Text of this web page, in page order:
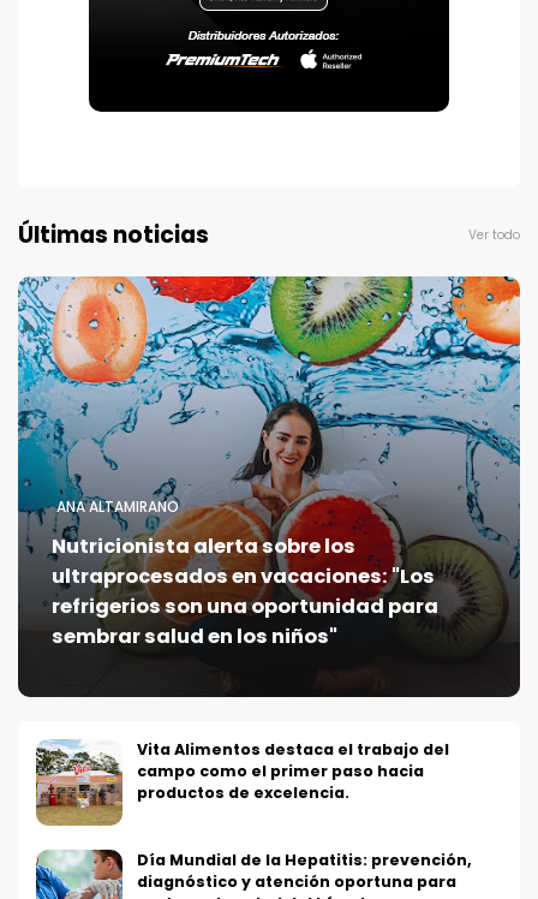
Últimas noticias Ver todo
ANA ALTAMIRANO
Nutricionista alerta sobre los
ultraprocesados en vacaciones: "Los
refrigerios son una oportunidad para
sembrar salud en los niños"
Vita Alimentos destaca el trabajo del
campo como el primer paso hacia
productos de excelencia.
Día Mundial de la Hepatitis: prevención,
diagnóstico y atención oportuna para